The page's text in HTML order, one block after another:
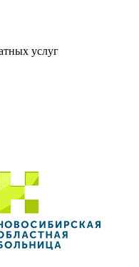
услуг